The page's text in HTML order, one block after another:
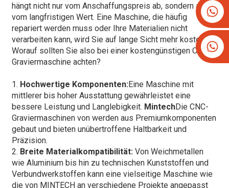
+8613825779334
+16266628193
hängt nicht nur vom Anschaffungspreis ab, sondern auch
vom langfristigen Wert. Eine Maschine, die häufig
repariert werden muss oder Ihre Materialien nicht
verarbeiten kann, wird Sie auf lange Sicht mehr kosten.
Worauf sollten Sie also bei einer kostengünstigen CNC-
Graviermaschine achten?
1. Hochwertige Komponenten:Eine Maschine mit
mittlerer bis hoher Ausstattung gewährleistet eine
bessere Leistung und Langlebigkeit. MintechDie CNC-
Graviermaschinen von werden aus Premiumkomponenten
gebaut und bieten unübertroffene Haltbarkeit und
Präzision.
2. Breite Materialkompatibilität: Von Weichmetallen
wie Aluminium bis hin zu technischen Kunststoffen und
Verbundwerkstoffen kann eine vielseitige Maschine wie
die von MINTECH an verschiedene Projekte angepasst